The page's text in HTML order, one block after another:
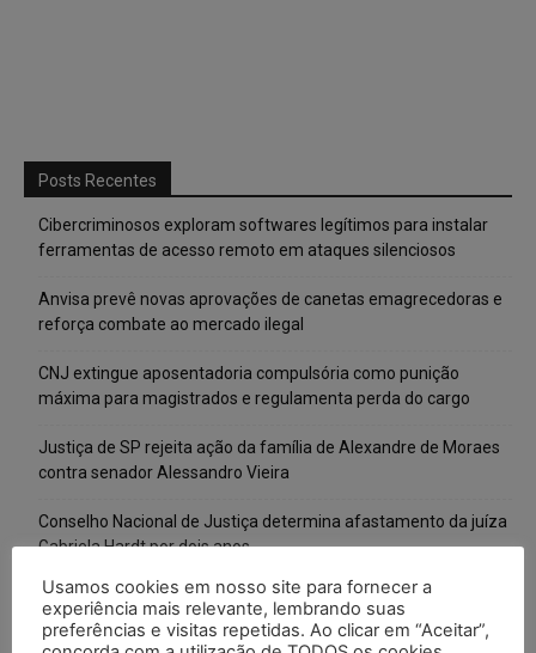
Posts Recentes
Cibercriminosos exploram softwares legítimos para instalar
ferramentas de acesso remoto em ataques silenciosos
Anvisa prevê novas aprovações de canetas emagrecedoras e
reforça combate ao mercado ilegal
CNJ extingue aposentadoria compulsória como punição
máxima para magistrados e regulamenta perda do cargo
Justiça de SP rejeita ação da família de Alexandre de Moraes
contra senador Alessandro Vieira
Conselho Nacional de Justiça determina afastamento da juíza
Gabriela Hardt por dois anos
Usamos cookies em nosso site para fornecer a
experiência mais relevante, lembrando suas
preferências e visitas repetidas. Ao clicar em “Aceitar”,